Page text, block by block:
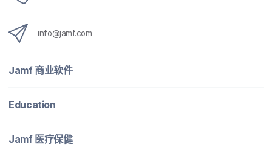
info@jamf.com
Jamf 商业​软件
Education
Jamf 医​疗​保健